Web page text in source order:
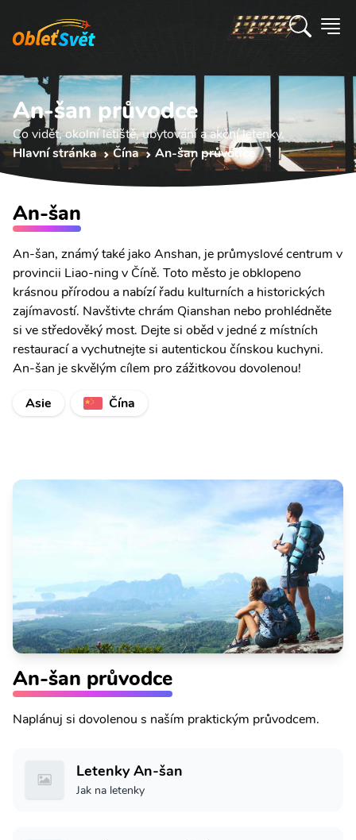
An-šan průvodce
Co vidět, okolní letiště, ubytování a akční letenky.
Hlavní stránka
Čína An-šan průvodce
An-šan
An-šan, známý také jako Anshan, je průmyslové centrum v
provincii Liao-ning v Číně. Toto město je obklopeno
krásnou přírodou a nabízí řadu kulturních a historických
zajímavostí. Navštivte chrám Qianshan nebo prohlédněte
si ve středověký most. Dejte si oběd v jedné z místních
restaurací a vychutnejte si autentickou čínskou kuchyni.
An-šan je skvělým cílem pro zážitkovou dovolenou!
Asie
Čína
An-šan průvodce
Naplánuj si dovolenou s naším praktickým průvodcem.
Letenky An-šan
Jak na letenky